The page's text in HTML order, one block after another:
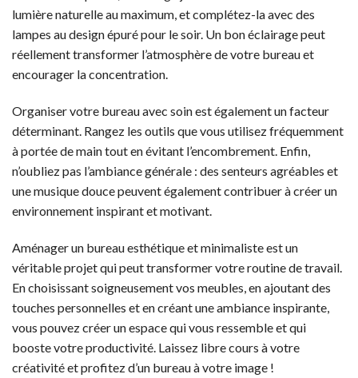
lumière naturelle au maximum, et complétez-la avec des
lampes au design épuré pour le soir. Un bon éclairage peut
réellement transformer l’atmosphère de votre bureau et
encourager la concentration.
Organiser votre bureau avec soin est également un facteur
déterminant. Rangez les outils que vous utilisez fréquemment
à portée de main tout en évitant l’encombrement. Enfin,
n’oubliez pas l’ambiance générale : des senteurs agréables et
une musique douce peuvent également contribuer à créer un
environnement inspirant et motivant.
Aménager un bureau esthétique et minimaliste est un
véritable projet qui peut transformer votre routine de travail.
En choisissant soigneusement vos meubles, en ajoutant des
touches personnelles et en créant une ambiance inspirante,
vous pouvez créer un espace qui vous ressemble et qui
booste votre productivité. Laissez libre cours à votre
créativité et profitez d’un bureau à votre image !